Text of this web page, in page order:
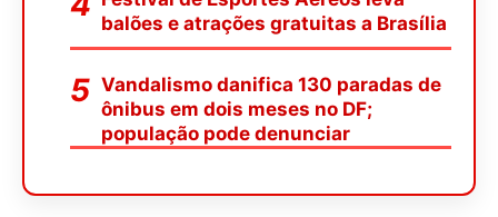
balões e atrações gratuitas a Brasília
Vandalismo danifica 130 paradas de
ônibus em dois meses no DF;
população pode denunciar